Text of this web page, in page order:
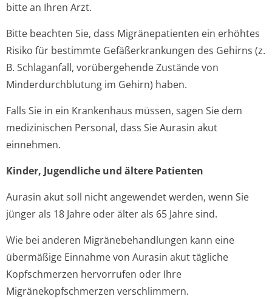
bitte an Ihren Arzt.
Bitte beachten Sie, dass Migränepatienten ein erhöhtes
Risiko für bestimmte Gefäßerkrankungen des Gehirns (z.
B. Schlaganfall, vorübergehende Zustände von
Minderdurchblutung im Gehirn) haben.
Falls Sie in ein Krankenhaus müssen, sagen Sie dem
medizinischen Personal, dass Sie Aurasin akut
einnehmen.
Kinder, Jugendliche und ältere Patienten
Aurasin akut soll nicht angewendet werden, wenn Sie
jünger als 18 Jahre oder älter als 65 Jahre sind.
Wie bei anderen Migränebehandlungen kann eine
übermäßige Einnahme von Aurasin akut tägliche
Kopfschmerzen hervorrufen oder Ihre
Migränekopfschmer­zen verschlimmern.